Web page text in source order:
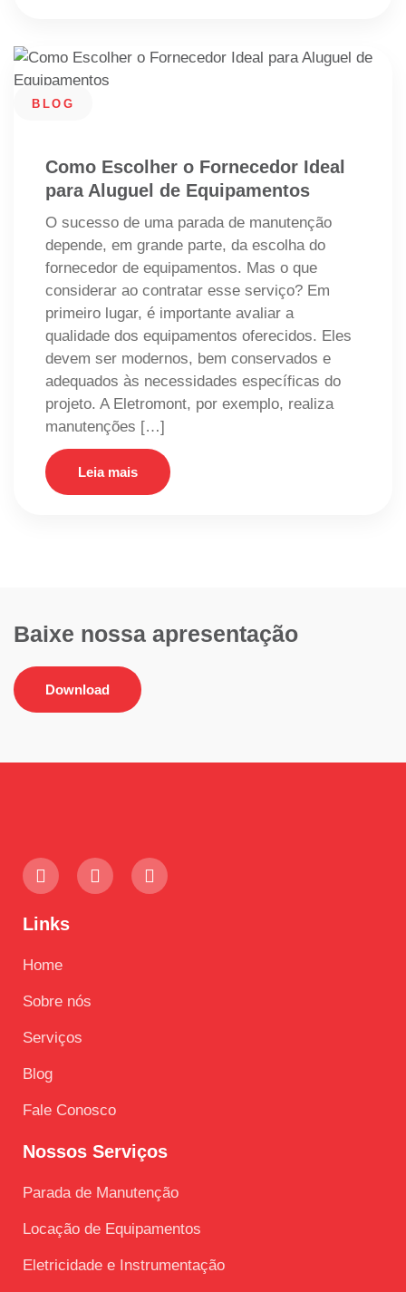
BLOG
Como Escolher o Fornecedor Ideal
para Aluguel de Equipamentos
O sucesso de uma parada de manutenção
depende, em grande parte, da escolha do
fornecedor de equipamentos. Mas o que
considerar ao contratar esse serviço? Em
primeiro lugar, é importante avaliar a
qualidade dos equipamentos oferecidos. Eles
devem ser modernos, bem conservados e
adequados às necessidades específicas do
projeto. A Eletromont, por exemplo, realiza
manutenções […]
Leia mais
Baixe nossa apresentação
Download
Links
Home
Sobre nós
Serviços
Blog
Fale Conosco
Nossos Serviços
Parada de Manutenção
Locação de Equipamentos
Eletricidade e Instrumentação